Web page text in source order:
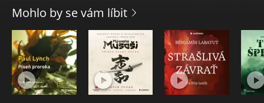
6. 1900 – 31. 7. 1944) byl zcela mimořádnou osobností.
Slovenský literární historik a romanista Jozef Felix o něm
napsal: „Letec – spisovatel – hrdina.“ Tématiku svých knih
čerpal Saint-Exupéry z vlastních zkušeností letce (Jižní
Amerika, severní Afrika, Evropa). Cílem života není podle něj
dobrodružství nebo čin pro čin, nýbrž čin a oběť pro druhé.
Mohlo by se vám líbit